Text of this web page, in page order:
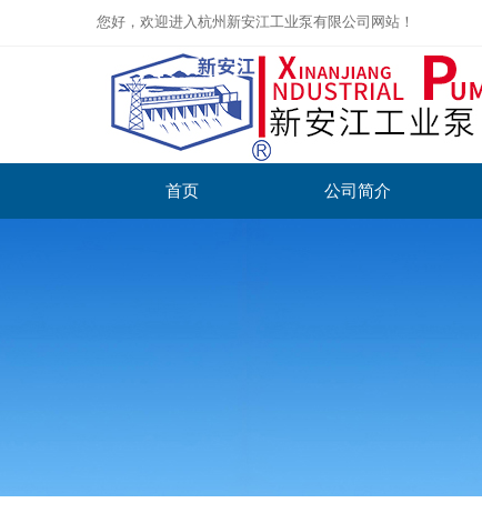
您好，欢迎进入杭州新安江工业泵有限公司网站！
首页 公司简介